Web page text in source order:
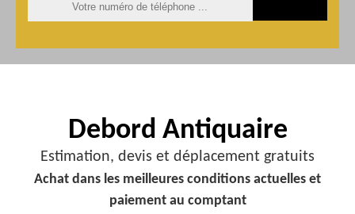
Debord Antiquaire
Estimation, devis et déplacement gratuits
Achat dans les meilleures conditions actuelles et
paiement au comptant